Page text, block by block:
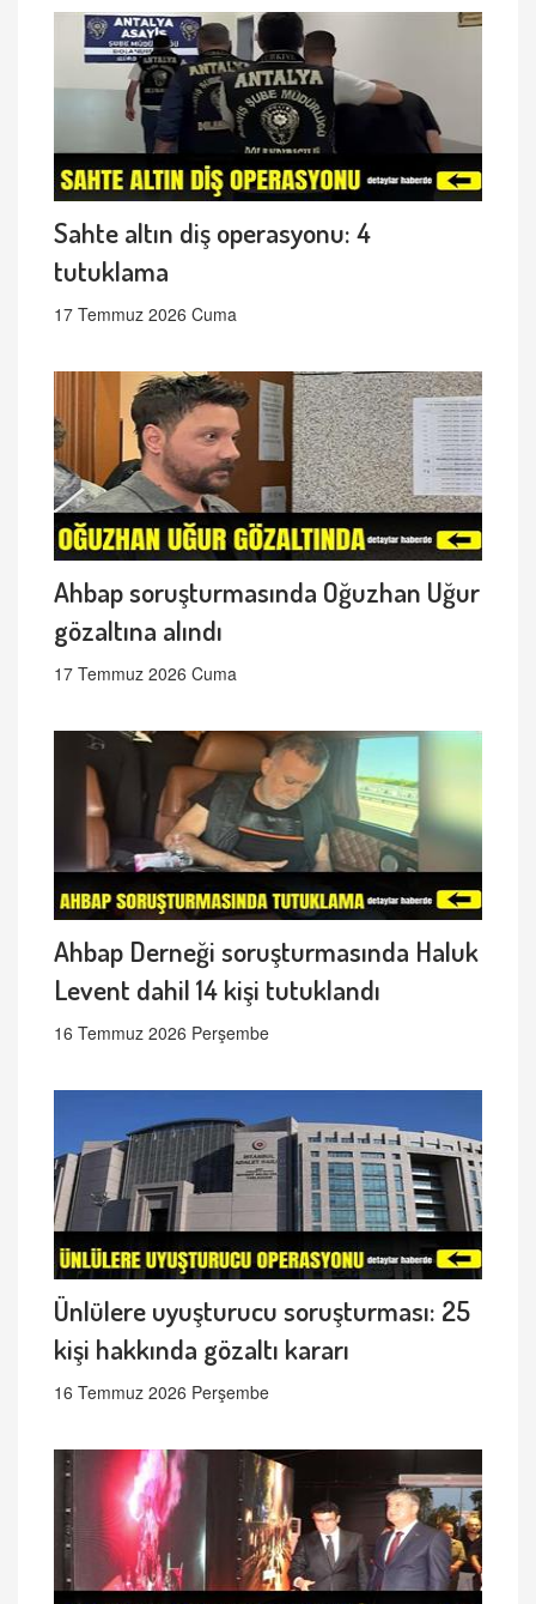
Sahte altın diş operasyonu: 4
tutuklama
17 Temmuz 2026 Cuma
Ahbap soruşturmasında Oğuzhan Uğur
gözaltına alındı
17 Temmuz 2026 Cuma
Ahbap Derneği soruşturmasında Haluk
Levent dahil 14 kişi tutuklandı
16 Temmuz 2026 Perşembe
Ünlülere uyuşturucu soruşturması: 25
kişi hakkında gözaltı kararı
16 Temmuz 2026 Perşembe